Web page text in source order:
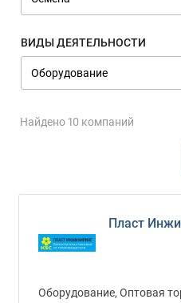
ВИДЫ ДЕЯТЕЛЬНОСТИ
Найдено 10 компаний
Пласт
Оборудование, Оптовая